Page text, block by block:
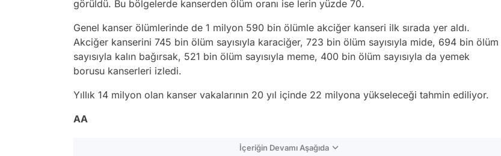
görüldü. Bu bölgelerde kanserden ölüm oranı ise lerin yüzde 70.
Genel kanser ölümlerinde de 1 milyon 590 bin ölümle akciğer kanseri ilk sırada yer aldı.
Akciğer kanserini 745 bin ölüm sayısıyla karaciğer, 723 bin ölüm sayısıyla mide, 694 bin ölüm
sayısıyla kalın bağırsak, 521 bin ölüm sayısıyla meme, 400 bin ölüm sayısıyla da yemek
borusu kanserleri izledi.
Yıllık 14 milyon olan kanser vakalarının 20 yıl içinde 22 milyona yükseleceği tahmin ediliyor.
AA
İçeriğin Devamı Aşağıda